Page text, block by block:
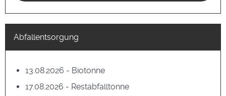
Abfallentsorgung
13.08.2026 - Biotonne
17.08.2026 - Restabfalltonne